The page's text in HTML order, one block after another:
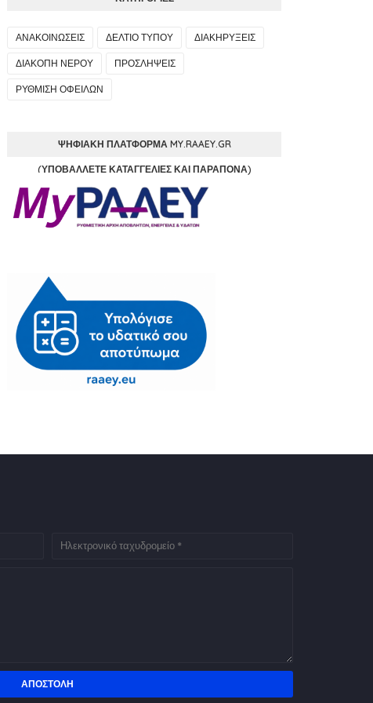
ΑΝΑΚΟΙΝΩΣΕΙΣ ΔΕΛΤΙΟ ΤΥΠΟΥ
ΔΙΑΚΗΡΥΞΕΙΣ
ΔΙΑΚΟΠΗ ΝΕΡΟΥ
ΠΡΟΣΛΗΨΕΙΣ
ΡΥΘΜΙΣΗ ΟΦΕΙΛΩΝ
ΨΗΦΙΑΚΉ ΠΛΑΤΦΌΡΜΑ MY.RAAEY.GR
(ΥΠΟΒΆΛΛΕΤΕ ΚΑΤΑΓΓΕΛΊΕΣ ΚΑΙ ΠΑΡΆΠΟΝΑ)